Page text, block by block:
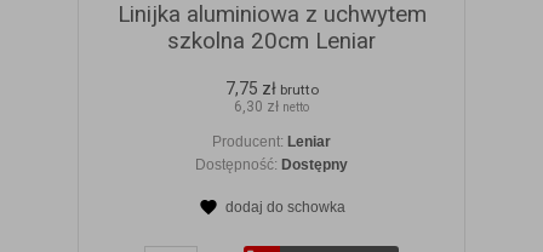
Linijka aluminiowa z uchwytem
szkolna 20cm Leniar
7,75 zł brutto
6,30 zł netto
Producent: Leniar
Dostępność: Dostępny
dodaj do schowka